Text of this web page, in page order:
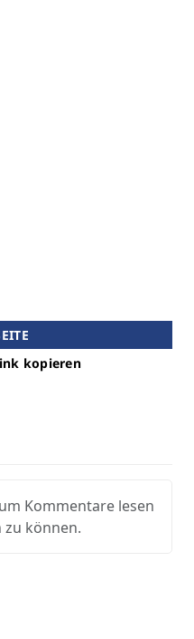
kopieren
Kommentare lesen
zu können.